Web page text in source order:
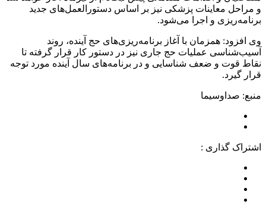
و مراحل معاینات پزشکی نیز بر اساس دستورالعمل‌های جدید
برنامه‌ریزی و اجرا می‌شود.
وی افزود: همزمان با آغاز برنامه‌ریزی‌های حج آینده، روند
آسیب‌شناسی عملیات حج جاری نیز در دستور کار قرار گرفته تا
نقاط قوت و ضعف شناسایی و در برنامه‌های سال آینده مورد توجه
قرار گیرد.
منبع: صداوسیما
اشتراک گذاری :